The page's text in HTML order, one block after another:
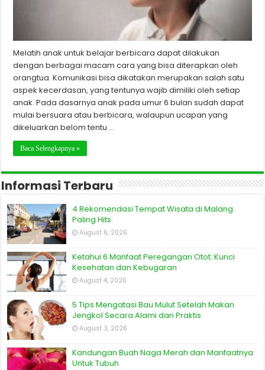
Melatih anak untuk belajar berbicara dapat dilakukan
dengan berbagai macam cara yang bisa diterapkan oleh
orangtua. Komunikasi bisa dikatakan merupakan salah satu
aspek kecerdasan, yang tentunya wajib dimiliki oleh setiap
anak. Pada dasarnya anak pada umur 6 bulan sudah dapat
mulai bersuara atau berbicara, walaupun ucapan yang
dikeluarkan belom tentu …
Baca Selengkapnya »
Informasi Terbaru
4 Rekomendasi Tempat Wisata di Malang
Paling Hits
August 6, 2026
Ketahui 6 Manfaat Peregangan Otot: Kunci
Kesehatan dan Kebugaran
August 4, 2026
5 Tips Mengatasi Bau Mulut Setelah Makan
Jengkol Secara Alami dan Praktis
August 3, 2026
Kandungan Buah Naga Merah dan Manfaatnya
Untuk Tubuh